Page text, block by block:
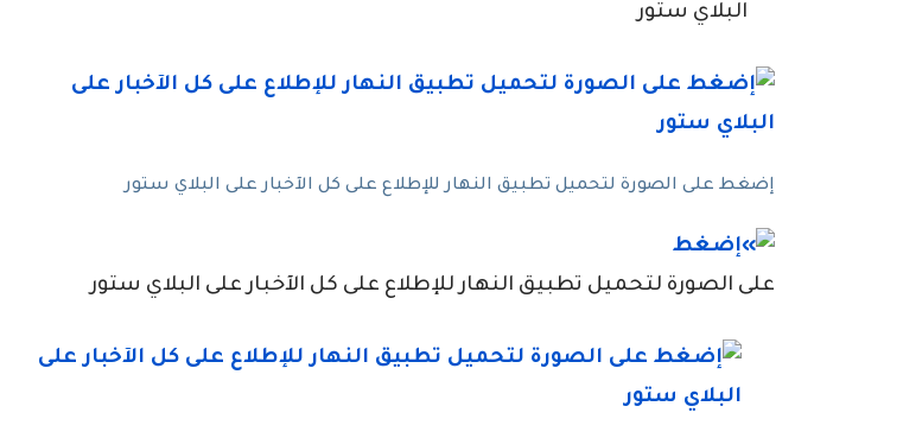
البلاي ستور
إضغط على الصورة لتحميل تطبيق النهار للإطلاع على كل الآخبار على البلاي ستور
على الصورة لتحميل تطبيق النهار للإطلاع على كل الآخبار على البلاي ستور